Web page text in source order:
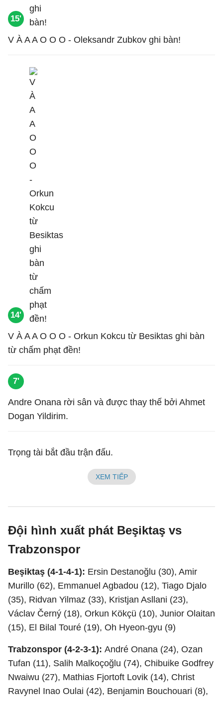
15'
V À A A O O O - Oleksandr Zubkov ghi bàn!
14'
V À A A O O O - Orkun Kokcu từ Besiktas ghi bàn
từ chấm phạt đền!
7'
Andre Onana rời sân và được thay thế bởi Ahmet
Dogan Yildirim.
Trọng tài bắt đầu trận đấu.
XEM TIẾP
Đội hình xuất phát Beşiktaş vs
Trabzonspor
Beşiktaş (4-1-4-1): Ersin Destanoğlu (30), Amir
Murillo (62), Emmanuel Agbadou (12), Tiago Djalo
(35), Ridvan Yilmaz (33), Kristjan Asllani (23),
Václav Černý (18), Orkun Kökçü (10), Junior Olaitan
(15), El Bilal Touré (19), Oh Hyeon-gyu (9)
Trabzonspor (4-2-3-1): André Onana (24), Ozan
Tufan (11), Salih Malkoçoğlu (74), Chibuike Godfrey
Nwaiwu (27), Mathias Fjortoft Lovik (14), Christ
Ravynel Inao Oulai (42), Benjamin Bouchouari (8),